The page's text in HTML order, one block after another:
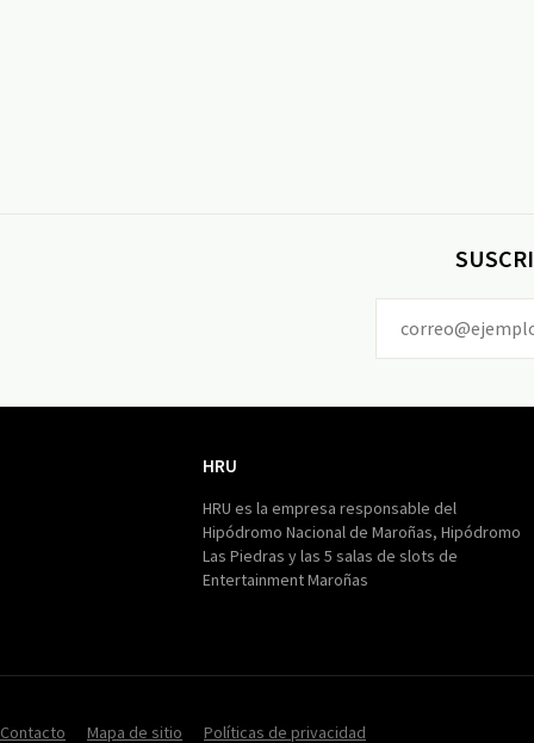
HRU
HRU es la empresa responsable del
Hipódromo Nacional de Maroñas, Hipódromo
Las Piedras y las 5 salas de slots de
Entertainment Maroñas
Contacto Mapa de sitio Políticas de privacidad